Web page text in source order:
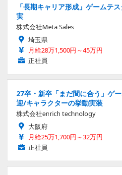
「長期キャリア形成」ゲームテ
実
株式会社Meta Sales
埼玉県
月給28万1,500円～45万円
正社員
27卒・新卒「まだ間に合う」ゲ
迎/キャラクターの挙動実装
株式会社enrich technology
大阪府
月給25万1,700円～32万円
正社員